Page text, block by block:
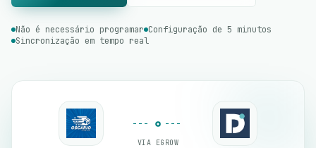
Não é necessário programar Configuração de 5 minutos
Sincronização em tempo real
VIA EGROW